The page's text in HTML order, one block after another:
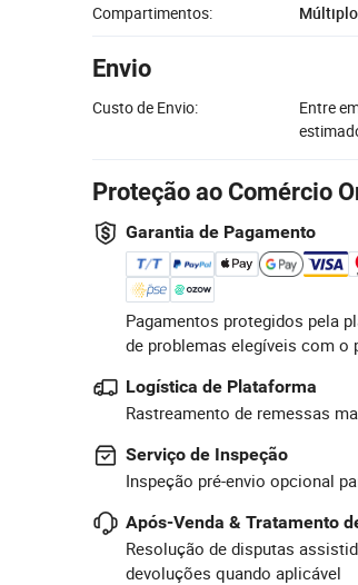
Compartimentos:
Envio
Custo de Envio:
Entre
Proteção ao Comércio
Garantia de Pagamento
Pagamentos protegidos pela
de problemas elegíveis com o
Logística de Plataforma
Rastreamento de remessas
Serviço de Inspeção
Inspeção pré-envio opcional
Após-Venda & Tratamento
Resolução de disputas
devoluções quando aplicável